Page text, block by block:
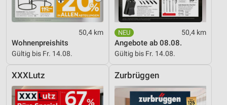
50,4 km
Wohnenpreishits
Gültig bis Fr. 14.08.
50,4 km
Angebote ab 08.08.
Gültig bis Fr. 14.08.
XXXLutz Zurbrüggen